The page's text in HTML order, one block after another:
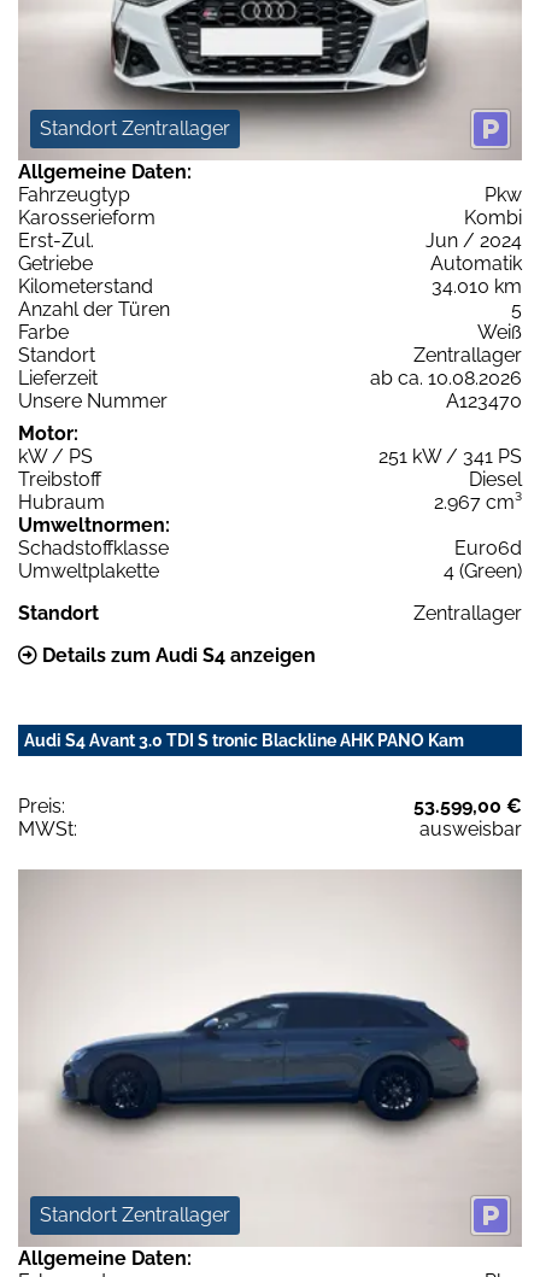
Standort Zentrallager
Allgemeine Daten:
Fahrzeugtyp
Pkw
Karosserieform
Kombi
Erst-Zul.
Jun / 2024
Getriebe
Automatik
Kilometerstand
34.010 km
Anzahl der Türen
5
Farbe
Weiß
Standort
Zentrallager
Lieferzeit
ab ca. 10.08.2026
Unsere Nummer
A123470
Motor:
kW / PS
251 kW / 341 PS
Treibstoff
Diesel
Hubraum
2.967 cm³
Umweltnormen:
Schadstoffklasse
Euro6d
Umweltplakette
4 (Green)
Standort
Zentrallager
Details zum Audi S4 anzeigen
Audi S4 Avant 3.0 TDI S tronic Blackline AHK PANO Kam
Preis:
53.599,00 €
MWSt:
ausweisbar
Standort Zentrallager
Allgemeine Daten: